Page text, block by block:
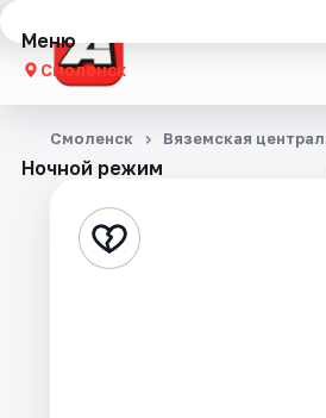
Меню
Смоленск
Концерты
Стендап
Ночной режим
Смоленск Вяземская